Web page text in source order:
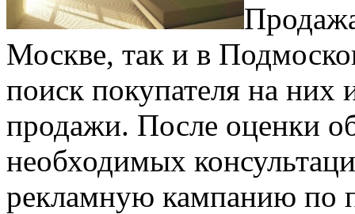
Москве, так и в
поиск покупателя на них
продажи. После оценки
необходимых
рекламную кампанию по